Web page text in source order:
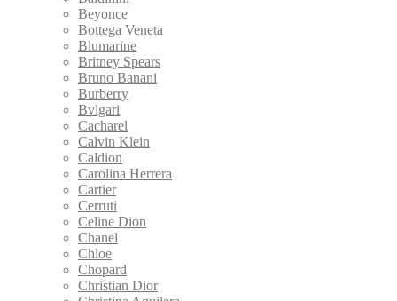
Beyonce
Bottega Veneta
Blumarine
Britney Spears
Bruno Banani
Burberry
Bvlgari
Cacharel
Calvin Klein
Caldion
Carolina Herrera
Cartier
Cerruti
Celine Dion
Chanel
Chloe
Chopard
Christian Dior